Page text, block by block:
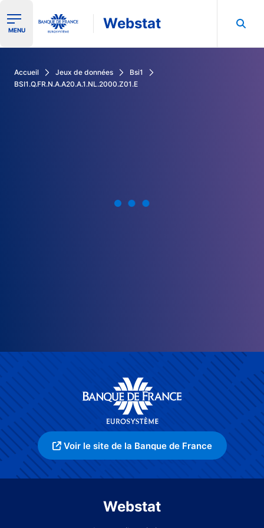
Ouvrir le menu de navigation
MENU Webstat
Accueil Jeux de données
Bsi1
BSI1.Q.FR.N.A.A20.A.1.NL.2000.Z01.E
Voir le site de la Banque de France
Webstat